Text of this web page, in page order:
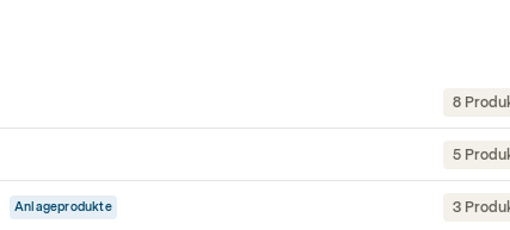
8
5
Anlageprodukte 3